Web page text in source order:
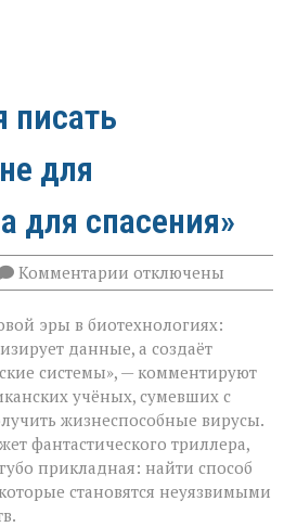
писать
для
для спасения»
Комментарии к
записи
научился
писать
вирусы — но
не
для
разрушения,
а
для
спасения»
отключены
эры в биотехнологиях:
данные, а создаёт
системы», — комментируют
учёных, сумевших с
жизнеспособные вирусы.
фантастического триллера,
прикладная: найти способ
становятся неуязвимыми